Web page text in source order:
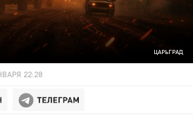
ЦАРЬГРАД
22:28